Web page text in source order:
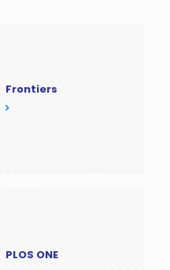
Frontiers
PLOS ONE